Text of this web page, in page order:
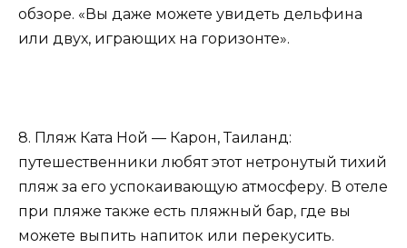
обзоре. «Вы даже можете увидеть дельфина
или двух, играющих на горизонте».
8. Пляж Ката Ной — Карон, Таиланд:
путешественники любят этот нетронутый тихий
пляж за его успокаивающую атмосферу. В отеле
при пляже также есть пляжный бар, где вы
можете выпить напиток или перекусить.